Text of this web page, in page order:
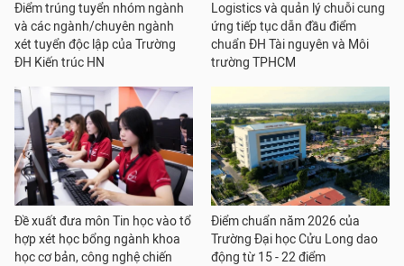
Điểm trúng tuyển nhóm ngành
và các ngành/chuyên ngành
xét tuyển độc lập của Trường
ĐH Kiến trúc HN
Logistics và quản lý chuỗi cung
ứng tiếp tục dẫn đầu điểm
chuẩn ĐH Tài nguyên và Môi
trường TPHCM
Đề xuất đưa môn Tin học vào tổ
hợp xét học bổng ngành khoa
học cơ bản, công nghệ chiến
Điểm chuẩn năm 2026 của
Trường Đại học Cửu Long dao
động từ 15 - 22 điểm